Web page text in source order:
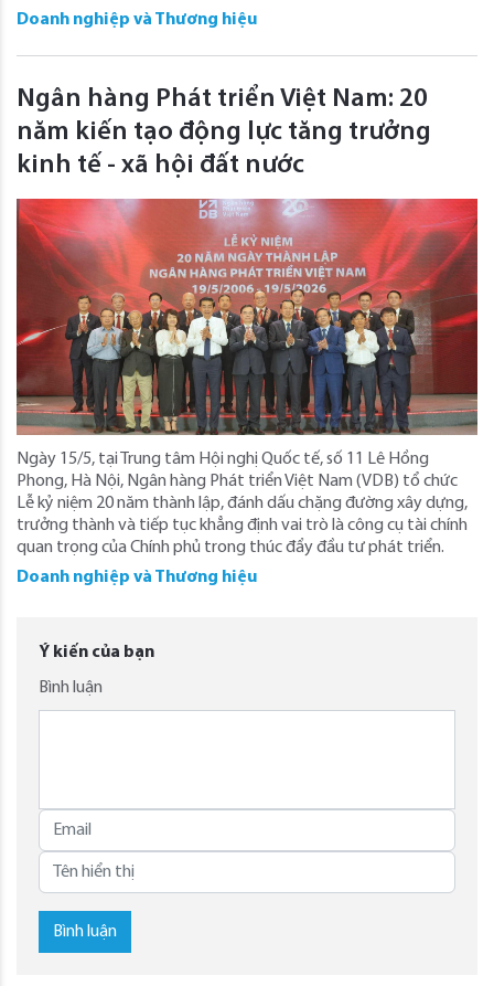
Doanh nghiệp và Thương hiệu
Ngân hàng Phát triển Việt Nam: 20
năm kiến tạo động lực tăng trưởng
kinh tế - xã hội đất nước
Ngày 15/5, tại Trung tâm Hội nghị Quốc tế, số 11 Lê Hồng
Phong, Hà Nội, Ngân hàng Phát triển Việt Nam (VDB) tổ chức
Lễ kỷ niệm 20 năm thành lập, đánh dấu chặng đường xây dựng,
trưởng thành và tiếp tục khẳng định vai trò là công cụ tài chính
quan trọng của Chính phủ trong thúc đẩy đầu tư phát triển.
Doanh nghiệp và Thương hiệu
Ý kiến của bạn
Bình luận
Bình luận